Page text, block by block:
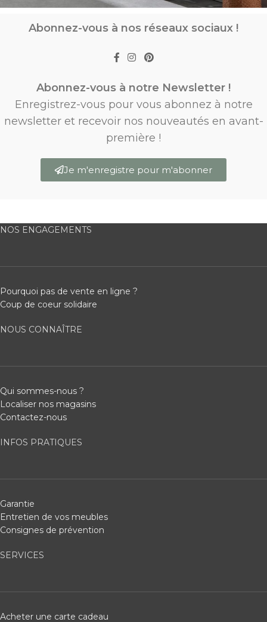
Abonnez-vous à nos réseaux sociaux !
Abonnez-vous à notre Newsletter !
Enregistrez-vous pour vous abonnez à notre
newsletter et recevoir nos nouveautés en avant-
première !
Je m'enregistre pour m'abonner
NOS ENGAGEMENTS
Pourquoi pas de vente en ligne ?
Coup de coeur solidaire
NOUS CONNAÎTRE
Qui sommes-nous ?
Localiser nos magasins
Contactez-nous
INFOS PRATIQUES
Garantie
Entretien de vos meubles
Consignes de prévention
SERVICES
Acheter une carte cadeau